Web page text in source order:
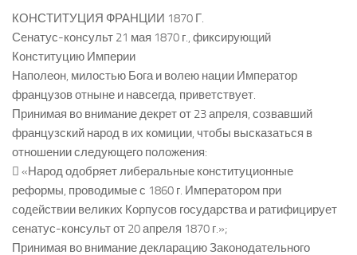
КОНСТИТУЦИЯ ФРАНЦИИ 1870 Г.
Сенатус-консульт 21 мая 1870 г., фиксирующий
Конституцию Империи
Наполеон, милостью Бога и волею нации Император
французов отныне и навсегда, приветствует.
Принимая во внимание декрет от 23 апреля, созвавший
французский народ в их комиции, чтобы высказаться в
отношении следующего положения:
 «Народ одобряет либеральные конституционные
реформы, проводимые с 1860 г. Императором при
содействии великих Корпусов государства и ратифицирует
сенатус-консульт от 20 апреля 1870 г.»;
Принимая во внимание декларацию Законодательного